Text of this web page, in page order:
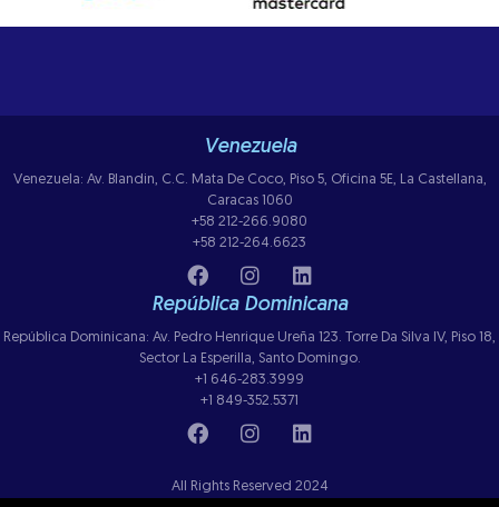
Venezuela
Venezuela: Av. Blandin, C.C. Mata De Coco, Piso 5, Oficina 5E, La Castellana,
Caracas 1060
+58 212-266.9080
+58 212-264.6623
República Dominicana
República Dominicana: Av. Pedro Henrique Ureña 123. Torre Da Silva IV, Piso 18,
Sector La Esperilla, Santo Domingo.
+1 646-283.3999
+1 849-352.5371
All Rights Reserved 2024